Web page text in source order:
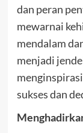
dan peran
mewarnai
mendalam
menjadi
sukses dan